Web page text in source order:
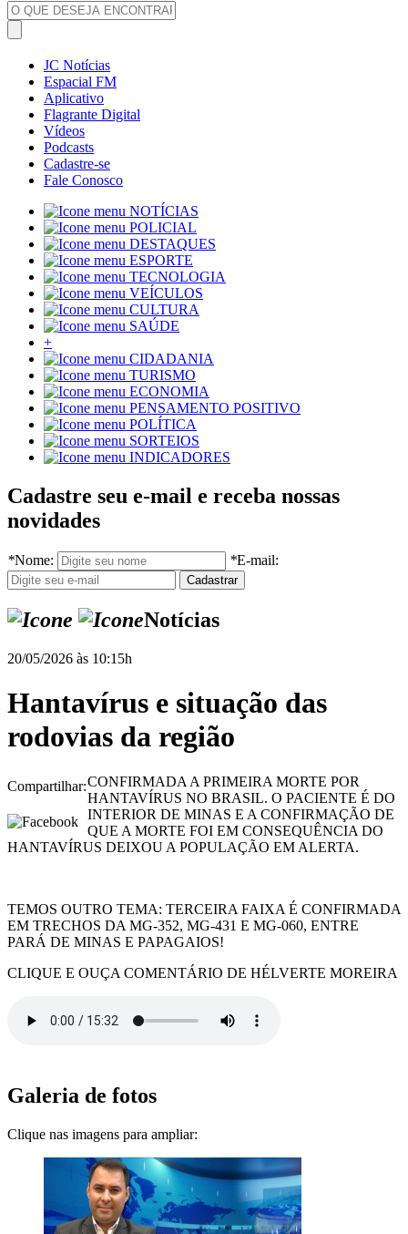
JC Notícias
Espacial FM
Aplicativo
Flagrante Digital
Vídeos
Podcasts
Cadastre-se
Fale Conosco
NOTÍCIAS
POLICIAL
DESTAQUES
ESPORTE
TECNOLOGIA
VEÍCULOS
CULTURA
SAÚDE
+
CIDADANIA
TURISMO
ECONOMIA
PENSAMENTO POSITIVO
POLÍTICA
SORTEIOS
INDICADORES
Cadastre seu e-mail e receba nossas
novidades
*Nome: *E-mail:
Notícias
20/05/2026 às 10:15h
Hantavírus e situação das
rodovias da região
Compartilhar:CONFIRMADA A PRIMEIRA MORTE POR
HANTAVÍRUS NO BRASIL. O PACIENTE É DO
INTERIOR DE MINAS E A CONFIRMAÇÃO DE
QUE A MORTE FOI EM CONSEQUÊNCIA DO
HANTAVÍRUS DEIXOU A POPULAÇÃO EM ALERTA.
TEMOS OUTRO TEMA: TERCEIRA FAIXA É CONFIRMADA
EM TRECHOS DA MG-352, MG-431 E MG-060, ENTRE
PARÁ DE MINAS E PAPAGAIOS!
CLIQUE E OUÇA COMENTÁRIO DE HÉLVERTE MOREIRA
Galeria de fotos
Clique nas imagens para ampliar: